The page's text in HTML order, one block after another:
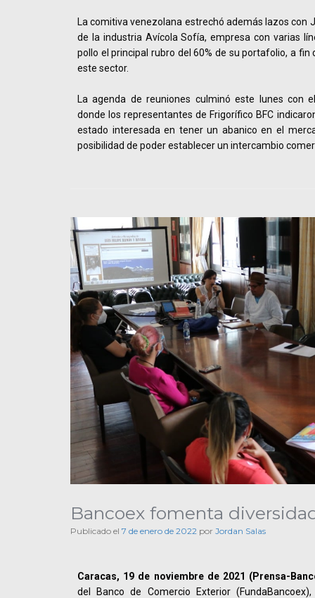
La comitiva venezolana estrechó además lazos con
de la industria Avícola Sofía, empresa con varias
pollo el principal rubro del 60% de su portafolio, a
este sector.
La agenda de reuniones culminó este lunes con
donde los representantes de Frigorífico BFC
estado interesada en tener un abanico en el
posibilidad de poder establecer un intercambio
Bancoex fomenta
Publicado el 7 de enero de 2022 por Jordan Salas
Caracas, 19 de noviembre de 2021 (Prensa-
del Banco de Comercio Exterior